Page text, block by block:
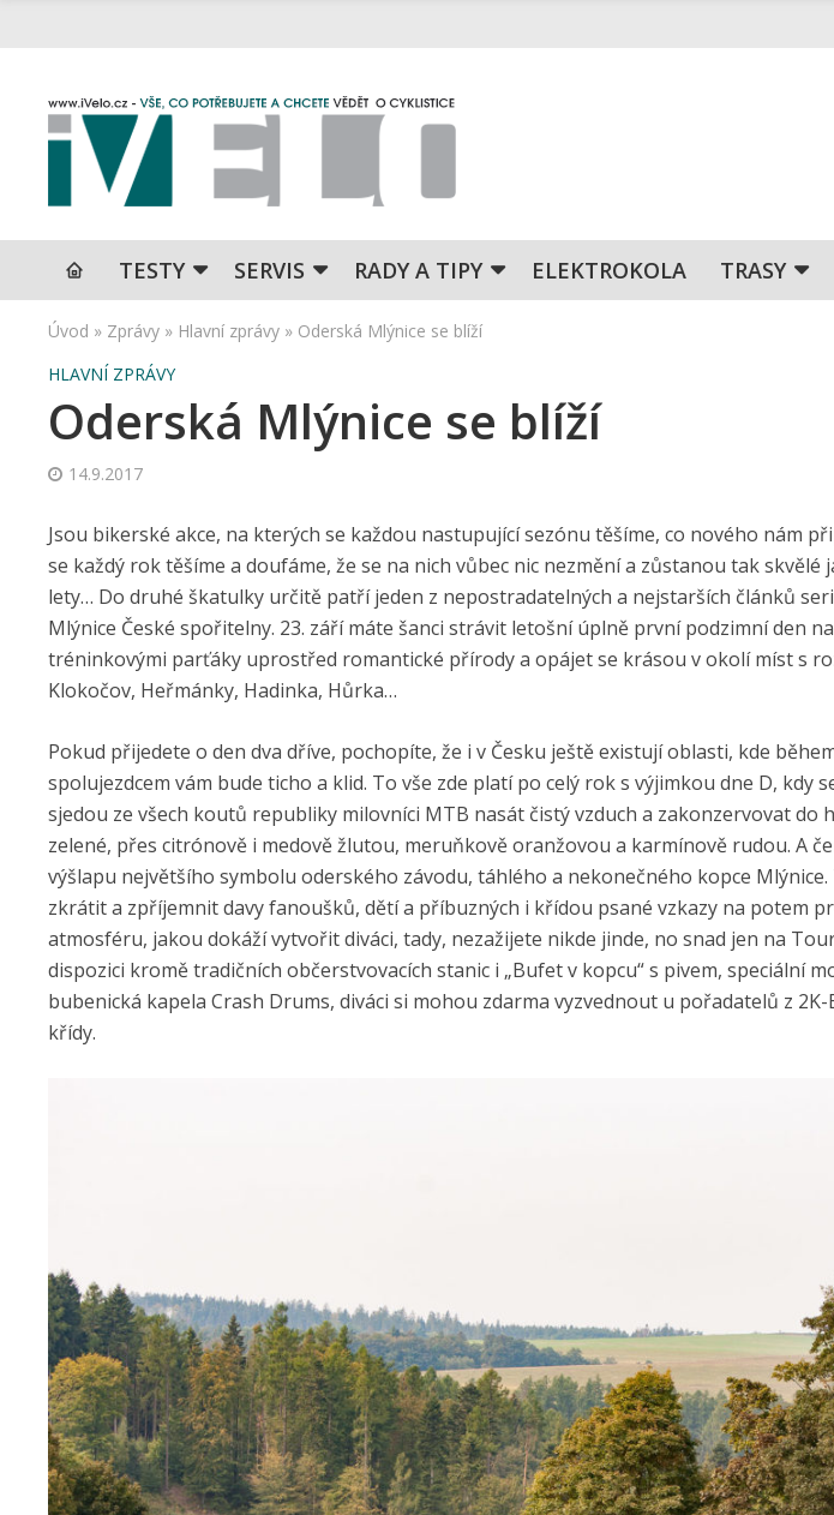
TESTY SERVIS RADY A TIPY ELEKTROKOLA TRASY
Úvod » Zprávy » Hlavní zprávy » Oderská Mlýnice se blíží
HLAVNÍ ZPRÁVY
Oderská Mlýnice se blíží
14.9.2017
Jsou bikerské akce, na kterých se každou nastupující sezónu těšíme, co nového nám
se každý rok těšíme a doufáme, že se na nich vůbec nic nezmění a zůstanou tak
lety… Do druhé škatulky určitě patří jeden z nepostradatelných a nejstarších článků
Mlýnice České spořitelny. 23. září máte šanci strávit letošní úplně první podzimní den
tréninkovými parťáky uprostřed romantické přírody a opájet se krásou v okolí míst s
Klokočov, Heřmánky, Hadinka, Hůrka…
Pokud přijedete o den dva dříve, pochopíte, že i v Česku ještě existují oblasti, kde
spolujezdcem vám bude ticho a klid. To vše zde platí po celý rok s výjimkou dne D, kdy
sjedou ze všech koutů republiky milovníci MTB nasát čistý vzduch a zakonzervovat do
zelené, přes citrónově i medově žlutou, meruňkově oranžovou a karmínově rudou. A
výšlapu největšího symbolu oderského závodu, táhlého a nekonečného kopce
zkrátit a zpříjemnit davy fanoušků, dětí a příbuzných i křídou psané vzkazy na potem
atmosféru, jakou dokáží vytvořit diváci, tady, nezažijete nikde jinde, no snad jen na
dispozici kromě tradičních občerstvovacích stanic i „Bufet v kopcu“ s pivem, speciální
bubenická kapela Crash Drums, diváci si mohou zdarma vyzvednout u pořadatelů z
křídy.